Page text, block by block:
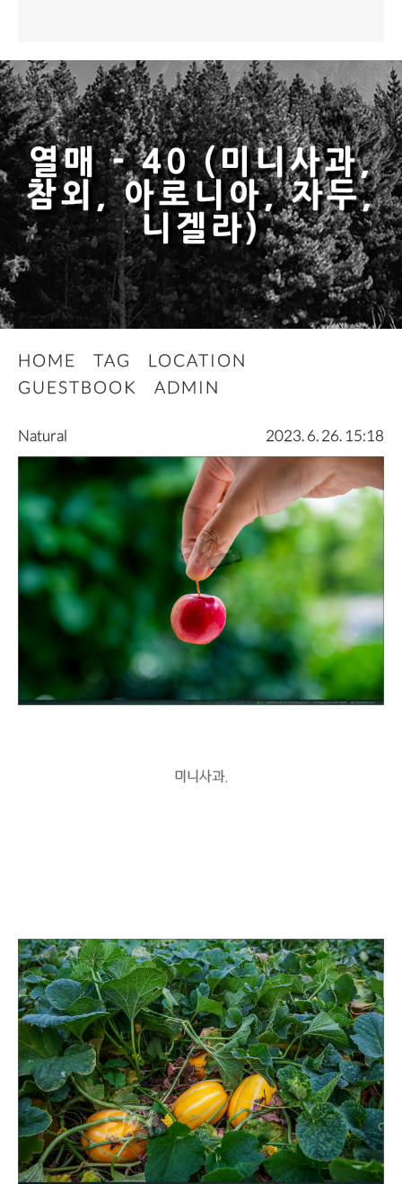
열매 - 40 (미니사과,
참외, 아로니아, 자두,
니겔라)
HOME TAG
LOCATION
GUESTBOOK
ADMIN
Natural 2023. 6. 26. 15:18
미니사과.